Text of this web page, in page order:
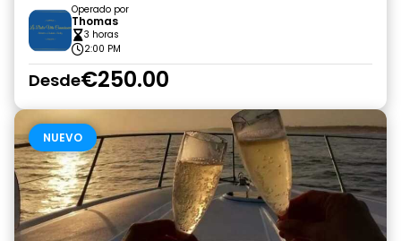
Operado por
Thomas
3 horas
2:00 PM
Desde€250.00
NUEVO